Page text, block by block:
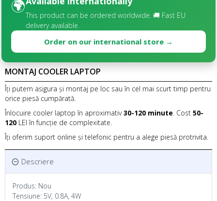
🌍This product can be ordered worldwide. 🚚 Fast EU
delivery available.
Order on our international store →
Descriere
Produs: Nou
Tensiune: 5V, 0.8A, 4W
MONTAJ COOLER LAPTOP
Îți putem asigura și montaj pe loc sau în cel mai scurt timp pentru
orice piesă cumpărată.
Înlocuire cooler laptop în aproximativ30-120 minute. Cost 50-
120 LEI în funcție de complexitate.
Îți oferim suport online și telefonic pentru a alege piesă protrivita.